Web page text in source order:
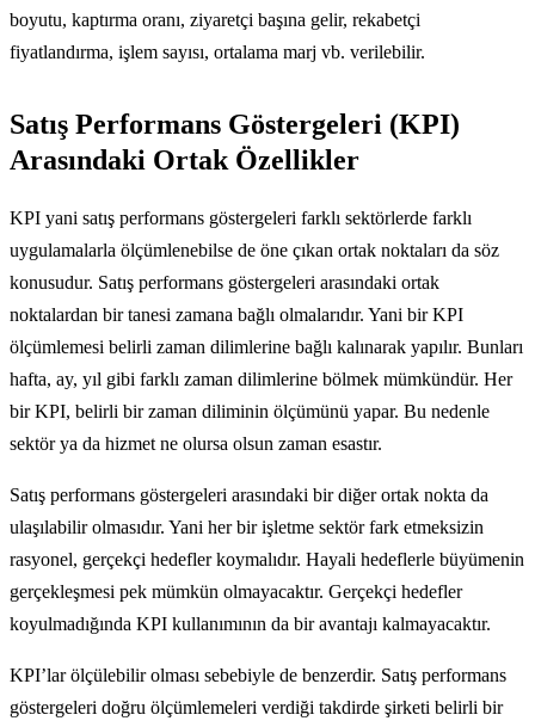
boyutu, kaptırma oranı, ziyaretçi başına gelir, rekabetçi
fiyatlandırma, işlem sayısı, ortalama marj vb. verilebilir.
Satış Performans Göstergeleri (KPI)
Arasındaki Ortak Özellikler
KPI yani satış performans göstergeleri farklı sektörlerde farklı
uygulamalarla ölçümlenebilse de öne çıkan ortak noktaları da söz
konusudur. Satış performans göstergeleri arasındaki ortak
noktalardan bir tanesi zamana bağlı olmalarıdır. Yani bir KPI
ölçümlemesi belirli zaman dilimlerine bağlı kalınarak yapılır. Bunları
hafta, ay, yıl gibi farklı zaman dilimlerine bölmek mümkündür. Her
bir KPI, belirli bir zaman diliminin ölçümünü yapar. Bu nedenle
sektör ya da hizmet ne olursa olsun zaman esastır.
Satış performans göstergeleri arasındaki bir diğer ortak nokta da
ulaşılabilir olmasıdır. Yani her bir işletme sektör fark etmeksizin
rasyonel, gerçekçi hedefler koymalıdır. Hayali hedeflerle büyümenin
gerçekleşmesi pek mümkün olmayacaktır. Gerçekçi hedefler
koyulmadığında KPI kullanımının da bir avantajı kalmayacaktır.
KPI’lar ölçülebilir olması sebebiyle de benzerdir. Satış performans
göstergeleri doğru ölçümlemeleri verdiği takdirde şirketi belirli bir